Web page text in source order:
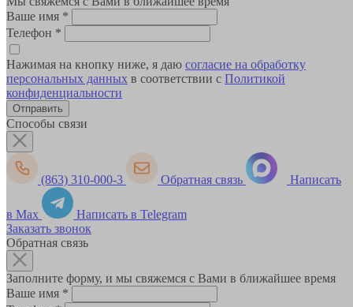
Ваше имя *
Телефон *
Нажимая на кнопку ниже, я даю согласие на обработку
персональных данных в соответствии с Политикой
конфиденциальности
Способы связи
(863) 310-000-3 Обратная связь Написать
в Max
Написать в Telegram
Заказать звонок
Обратная связь
Заполните форму, и мы свяжемся с Вами в ближайшее время
Ваше имя *